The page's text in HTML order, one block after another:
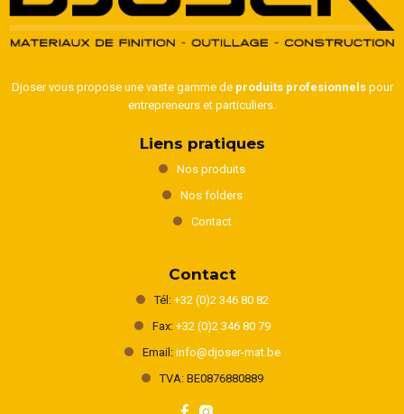
Djoser vous propose une vaste gamme de produits profesionnelspour
entrepreneurs et particuliers.
Liens pratiques
Nos produits
Nos folders
Contact
Contact
Tél: +32 (0)2 346 80 82
Fax: +32 (0)2 346 80 79
Email: info@djoser-mat.be
TVA: BE0876880889